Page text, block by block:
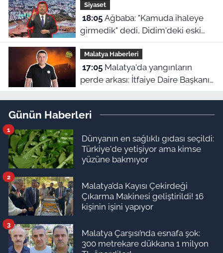
Siyaset
18:05Ağbaba: "Kamuda ihaleye
girmedik" dedi, Didim'deki eski
ihale iddiaları yeniden gündeme
geldi
Malatya Haberleri
17:05Malatya'da yangınların
perde arkası: İtfaiye Daire Başkanı
en büyük hatayı açıkladı
Günün Haberleri
Dünyanın en sağlıklı gıdası seçildi:
Türkiye'de yetişiyor ama kimse
yüzüne bakmıyor
1
Malatya’da Kayısı Çekirdeği
Çıkarma Makinesi geliştirildi! 16
kişinin işini yapıyor
2
Malatya Çarşısı’nda esnafa şok:
300 metrekare dükkana 1 milyon
3